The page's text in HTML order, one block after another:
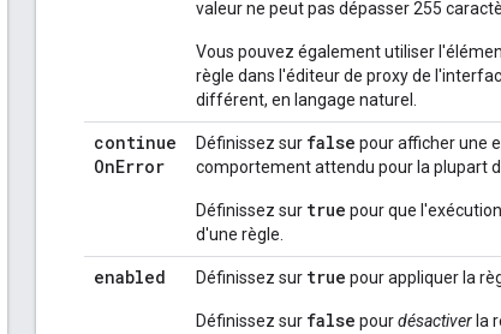
valeur ne peut pas dépasser 255
Vous pouvez également utiliser
règle dans l'éditeur de proxy de
différent, en langage naturel.
continue
OnError
Définissez sur false pour afficher une
comportement attendu pour la plupart
Définissez sur true pour que
d'une règle.
enabled Définissez sur true pour appliquer la
Définissez sur false pourdésactiver la